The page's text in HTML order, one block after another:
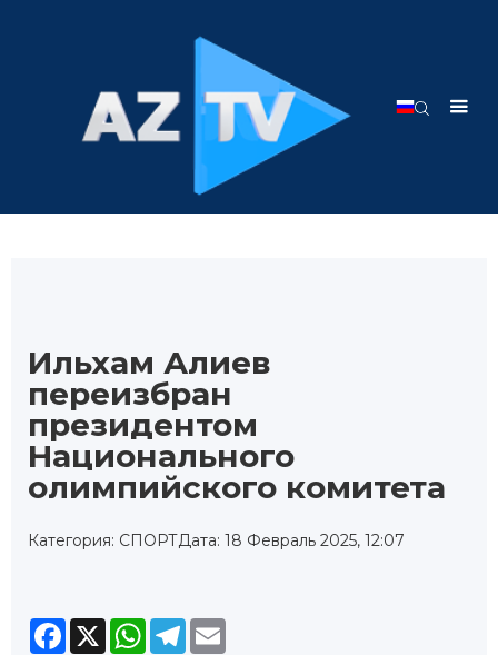
Ильхам Алиев
переизбран
президентом
Национального
олимпийского комитета
Категория: СПОРТДата: 18 Февраль 2025, 12:07
Facebook
X WhatsApp
Telegram